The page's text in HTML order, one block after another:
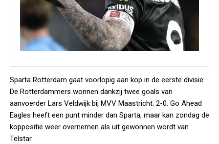
Sparta Rotterdam gaat voorlopig aan kop in de eerste divisie.
De Rotterdammers wonnen dankzij twee goals van
aanvoerder Lars Veldwijk bij MVV Maastricht: 2-0. Go Ahead
Eagles heeft een punt minder dan Sparta, maar kan zondag de
koppositie weer overnemen als uit gewonnen wordt van
Telstar.